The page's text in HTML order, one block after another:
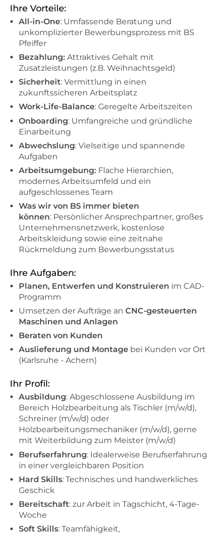
Ihre Vorteile:
All-in-One: Umfassende Beratung und
unkomplizierter Bewerbungsprozess mit BS
Pfeiffer
Bezahlung: Attraktives Gehalt mit
Zusatzleistungen (z.B. Weihnachtsgeld)
Sicherheit: Vermittlung in einen
zukunftssicheren Arbeitsplatz
Work-Life-Balance: Geregelte Arbeitszeiten
Onboarding: Umfangreiche und gründliche
Einarbeitung
Abwechslung: Vielseitige und spannende
Aufgaben
Arbeitsumgebung: Flache Hierarchien,
modernes Arbeitsumfeld und ein
aufgeschlossenes Team
Was wir von BS immer bieten
können: Persönlicher Ansprechpartner, großes
Unternehmensnetzwerk, kostenlose
Arbeitskleidung sowie eine zeitnahe
Rückmeldung zum Bewerbungsstatus
Ihre Aufgaben:
Planen, Entwerfen und Konstruieren im CAD-
Programm
Umsetzen der Aufträge an CNC-gesteuerten
Maschinen und Anlagen
Beraten von Kunden
Auslieferung und Montage bei Kunden vor Ort
(Karlsruhe - Achern)
Ihr Profil:
Ausbildung: Abgeschlossene Ausbildung im
Bereich Holzbearbeitung als Tischler (m/w/d),
Schreiner (m/w/d) oder
Holzbearbeitungsmechaniker (m/w/d), gerne
mit Weiterbildung zum Meister (m/w/d)
Berufserfahrung: Idealerweise Berufserfahrung
in einer vergleichbaren Position
Hard Skills: Technisches und handwerkliches
Geschick
Bereitschaft: zur Arbeit in Tagschicht, 4-Tage-
Woche
Soft Skills: Teamfähigkeit,